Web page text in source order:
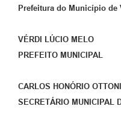
Prefeitura do Município de
VÉRDI LÚCIO MELO
PREFEITO MUNICIPAL
CARLOS HONÓRIO
SECRETÁRIO MUNICIPAL